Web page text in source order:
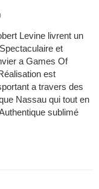
Levine livrent un
et
a Games Of
est
a travers des
Nassau qui tout en
sublimé